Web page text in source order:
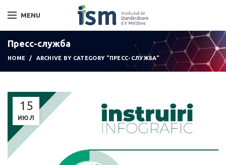
MENU
Пресс-служба
HOME ARCHIVE BY CATEGORY "ПРЕСС-СЛУЖБА"
15
ИЮЛ